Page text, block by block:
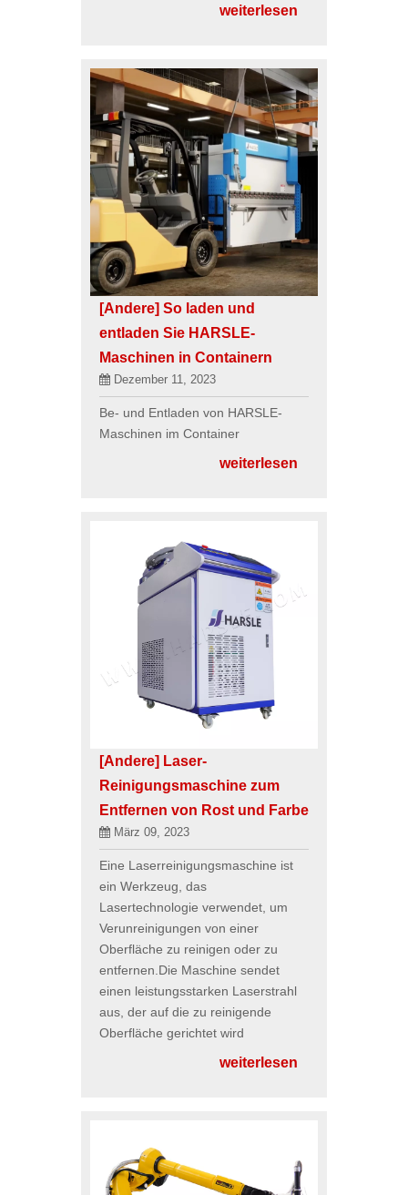
weiterlesen
[Andere] So laden und
entladen Sie HARSLE-
Maschinen in Containern
Dezember 11, 2023
Be- und Entladen von HARSLE-
Maschinen im Container
weiterlesen
[Andere] Laser-
Reinigungsmaschine zum
Entfernen von Rost und Farbe
März 09, 2023
Eine Laserreinigungsmaschine ist
ein Werkzeug, das
Lasertechnologie verwendet, um
Verunreinigungen von einer
Oberfläche zu reinigen oder zu
entfernen.Die Maschine sendet
einen leistungsstarken Laserstrahl
aus, der auf die zu reinigende
Oberfläche gerichtet wird
weiterlesen